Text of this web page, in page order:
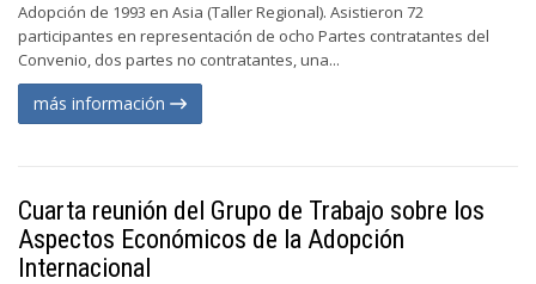
Adopción de 1993 en Asia (Taller Regional). Asistieron 72
participantes en representación de ocho Partes contratantes del
Convenio, dos partes no contratantes, una...
más información
Cuarta reunión del Grupo de Trabajo sobre los
Aspectos Económicos de la Adopción
Internacional